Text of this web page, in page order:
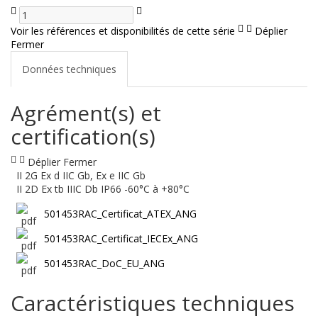
Voir les références et disponibilités de cette série
Déplier
Fermer
Données techniques
Agrément(s) et
certification(s)
Déplier Fermer
II 2G Ex d IIC Gb, Ex e IIC Gb
II 2D Ex tb IIIC Db IP66 -60°C à +80°C
501453RAC_Certificat_ATEX_ANG
501453RAC_Certificat_IECEx_ANG
501453RAC_DoC_EU_ANG
Caractéristiques techniques